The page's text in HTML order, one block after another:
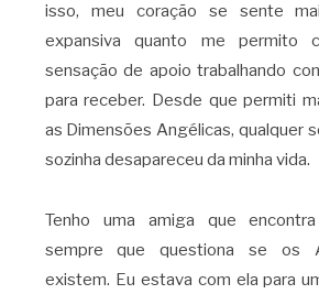
isso, meu coração se sente
expansiva quanto me permito
sensação de apoio trabalhando
para receber. Desde que permiti
as Dimensões Angélicas, qualquer
sozinha desapareceu da minha vida.
Tenho uma amiga que
sempre que questiona se os
existem. Eu estava com ela para